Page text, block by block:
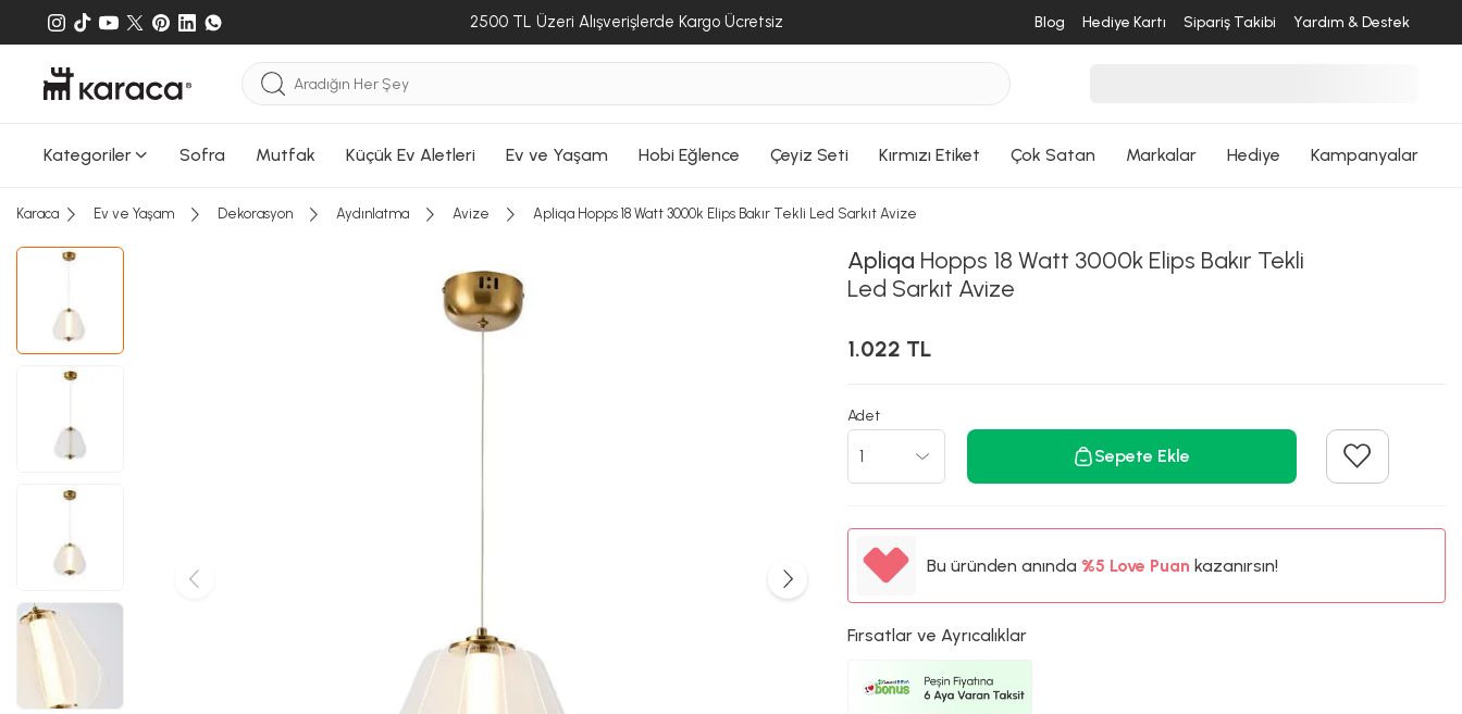
2500 TL Üzeri Alışverişlerde Kargo Ücretsiz Blog Hediye Kartı Sipariş Takibi Yardım & Destek
Kategoriler Sofra Mutfak Küçük Ev Aletleri Ev ve Yaşam Hobi Eğlence Çeyiz Seti Kırmızı Etiket Çok Satan Markalar Hediye Kampanyalar
Karaca Ev ve Yaşam Dekorasyon Aydınlatma Avize Apliqa Hopps 18 Watt 3000k Elips Bakır Tekli Led Sarkıt Avize
Apliqa Hopps 18 Watt 3000k Elips Bakır Tekli
Led Sarkıt Avize
1.022 TL
Adet
Sepete Ekle
Bu üründen anında %5
%5
Love Puan kazanırsın!
Fırsatlar ve Ayrıcalıklar